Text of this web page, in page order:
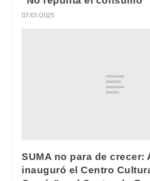
07/01/2025
SUMA no para de crecer:
inauguró el Centro